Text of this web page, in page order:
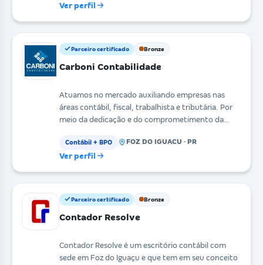
Ver perfil
Parceiro certificado Bronze
Carboni Contabilidade
Atuamos no mercado auxiliando empresas nas
áreas contábil, fiscal, trabalhista e tributária. Por
meio da dedicação e do comprometimento da
Contábil + BPO FOZ DO IGUACU · PR
Ver perfil
Parceiro certificado Bronze
Contador Resolve
Contador Resolve é um escritório contábil com
sede em Foz do Iguaçu e que tem em seu conceito